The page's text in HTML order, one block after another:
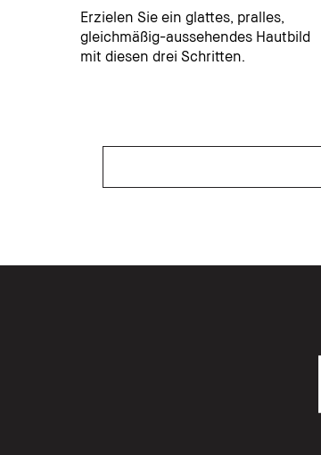
Erzielen Sie ein glattes, pralles,
gleichmäßig-aussehendes Hautbild
mit diesen drei Schritten.